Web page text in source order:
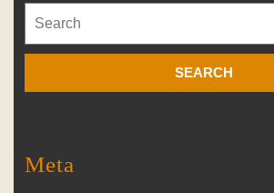
for:
Meta